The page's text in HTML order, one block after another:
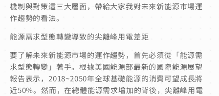
機制與對策這三大層面，帶給大家我對未來新能源市場運
作趨勢的看法。
能源需求型態轉變導致的尖離峰用電差距
要了解未來新能源市場的運作趨勢，首先必須從「能源需
求型態轉變」著手。根據美國能源部最新的國際能源展望
報告表示，2018~2050年全球基礎能源的消費可望成長將
近50%。然而，在總體能源需求增加的背後，尖離峰用電